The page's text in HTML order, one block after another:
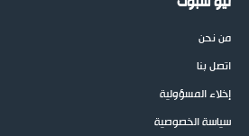
من نحن
اتصل بنا
إخلاء المسؤولية
سياسة الخصوصية